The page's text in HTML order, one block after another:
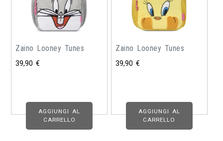
Zaino Looney Tunes
39,90€
AGGIUNGI AL
CARRELLO
Zaino Looney Tunes
39,90€
AGGIUNGI AL
CARRELLO